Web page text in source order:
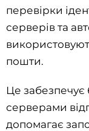
перевірки
серверів та
пошти.
Це забезпечує
серверами
допомагає